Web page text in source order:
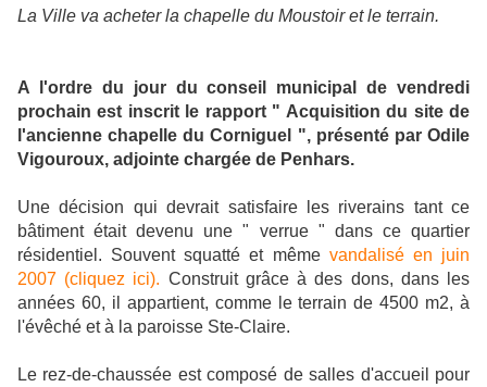
La Ville va acheter la chapelle du Moustoir et le terrain.
A l'ordre du jour du conseil municipal de vendredi
prochain est inscrit le rapport " Acquisition du site de
l'ancienne chapelle du Corniguel ", présenté par Odile
Vigouroux, adjointe chargée de Penhars.
Une décision qui devrait satisfaire les riverains tant ce
bâtiment était devenu une " verrue " dans ce quartier
résidentiel. Souvent squatté et même vandalisé en juin
2007 (cliquez ici). Construit grâce à des dons, dans les
années 60, il appartient, comme le terrain de 4500 m2, à
l'évêché et à la paroisse Ste-Claire.
Le rez-de-chaussée est composé de salles d'accueil pour